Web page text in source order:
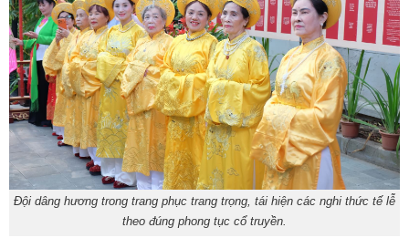
Đội dâng hương trong trang phục trang trọng, tái hiện các nghi thức tế lễ
theo đúng phong tục cổ truyền.